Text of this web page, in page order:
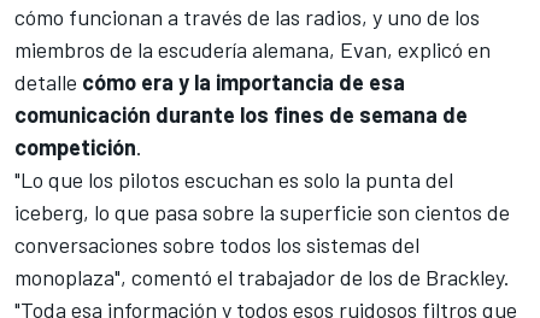
cómo funcionan a través de las radios, y uno de los
miembros de la escudería alemana, Evan, explicó en
detalle cómo era y la importancia de esa
comunicación durante los fines de semana de
competición.
"Lo que los pilotos escuchan es solo la punta del
iceberg, lo que pasa sobre la superficie son cientos de
conversaciones sobre todos los sistemas del
monoplaza", comentó el trabajador de los de Brackley.
"Toda esa información y todos esos ruidosos filtros que